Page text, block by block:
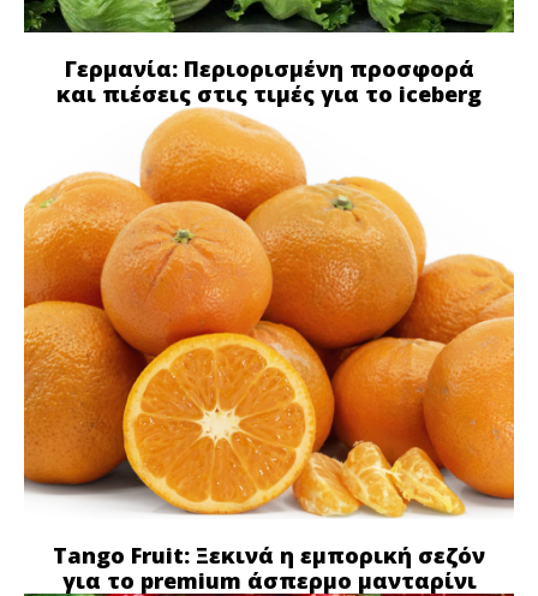
Γερμανία: Περιορισμένη προσφορά
και πιέσεις στις τιμές για το iceberg
Tango Fruit: Ξεκινά η εμπορική σεζόν
για το premium άσπερμο μανταρίνι